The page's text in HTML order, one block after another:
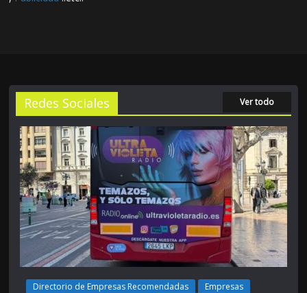
Redes Sociales Ver todo
Directorio de Empresas Recomendadas
Empresas